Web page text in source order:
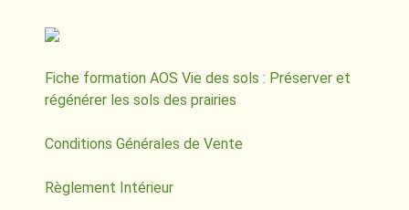
Fiche formation AOS Vie des sols : Préserver et
régénérer les sols des prairies
Conditions Générales de Vente
Règlement Intérieur